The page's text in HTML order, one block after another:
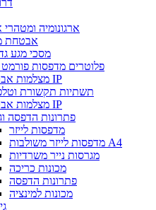
ארגונומיה ומטהרי
אבטחת
מסכי מגע
פלוטרים מדפסות
מצלמות אבטחה IP
תשתיות תקשורת
מצלמות אבטחה IP
פתרונות הדפסה
מדפסות לייזר
מדפסות לייזר משולבות A4
מגרסות נייר משרדיות
מכונות כריכה
פתרונות הדפסה
מכונות למינציה